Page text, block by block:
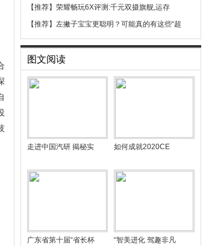
【推荐】 荣耀畅玩6X评测:千元双摄旗舰,运存
【推荐】 左撇子宝宝更聪明？可能真的有这些“超
图文阅读
走进中国汽研 揭秘实 如何成就2020CE
广东省第十届“省长杯 “智美进化 驾趣非凡